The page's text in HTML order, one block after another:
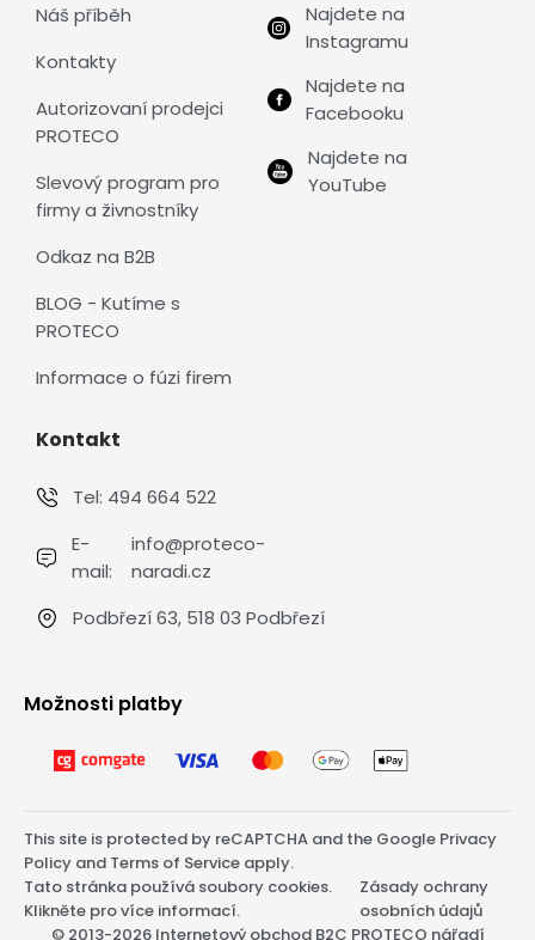
Náš příběh
Kontakty
Autorizovaní prodejci
PROTECO
Slevový program pro
firmy a živnostníky
Odkaz na B2B
BLOG - Kutíme s
PROTECO
Informace o fúzi firem
Najdete na
Instagramu
Najdete na
Facebooku
Najdete na
YouTube
Kontakt
Tel: 494 664 522
E-
mail:
info@proteco-
naradi.cz
Podbřezí 63, 518 03 Podbřezí
Možnosti platby
© 2013-2026 Internetový obchod B2C PROTECO nářadí
Tato stránka používá soubory cookies.
Klikněte pro více informací.
Zásady ochrany
osobních údajů
This site is protected by reCAPTCHA and the Google Privacy
Policy and Terms of Service apply.